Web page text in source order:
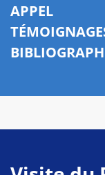
APPEL